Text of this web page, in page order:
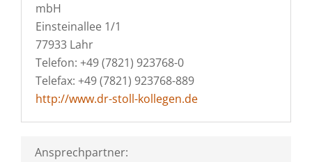
mbH
Einsteinallee 1/1
77933 Lahr
Telefon: +49 (7821) 923768-0
Telefax: +49 (7821) 923768-889
http://www.dr-stoll-kollegen.de
Ansprechpartner: